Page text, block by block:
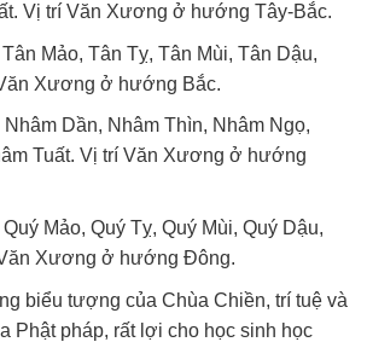
Vị trí Văn Xương ở hướng Tây-Bắc.
Mảo, Tân Tỵ, Tân Mùi, Tân Dậu,
Xương ở hướng Bắc.
Dần, Nhâm Thìn, Nhâm Ngọ,
Tuất. Vị trí Văn Xương ở hướng
Mảo, Quý Tỵ, Quý Mùi, Quý Dậu,
Xương ở hướng Đông.
biểu tượng của Chùa Chiền, trí tuệ và
Phật pháp, rất lợi cho học sinh học